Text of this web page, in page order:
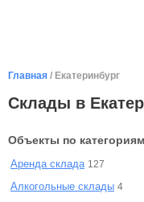
Главная / Екатеринбург
Склады в
Объекты по категориям
Аренда склада 127
Алкогольные склады 4